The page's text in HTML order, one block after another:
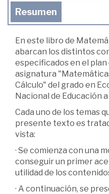
Resumen
En este libro de
abarcan los distintos
especificados en el plan
asignatura
Cálculo" del grado en
Nacional de Educación a
Cada uno de los temas
presente texto es
vista:
· Se comienza con una
conseguir un primer
utilidad de los
· A continuación, se